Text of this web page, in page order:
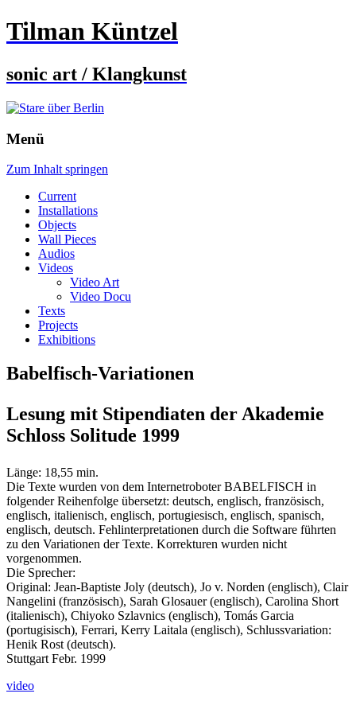
Tilman Küntzel
sonic art / Klangkunst
Menü
Zum Inhalt springen
Current
Installations
Objects
Wall Pieces
Audios
Videos
Video Art
Video Docu
Texts
Projects
Exhibitions
Babelfisch-Variationen
Lesung mit Stipendiaten der Akademie
Schloss Solitude 1999
Länge: 18,55 min.
Die Texte wurden von dem Internetroboter BABELFISCH in
folgender Reihenfolge übersetzt: deutsch, englisch, französisch,
englisch, italienisch, englisch, portugiesisch, englisch, spanisch,
englisch, deutsch. Fehlinterpretationen durch die Software führten
zu den Variationen der Texte. Korrekturen wurden nicht
vorgenommen.
Die Sprecher:
Original: Jean-Baptiste Joly (deutsch), Jo v. Norden (englisch), Clair
Nangelini (französisch), Sarah Glosauer (englisch), Carolina Short
(italienisch), Chiyoko Szlavnics (englisch), Tomás Garcia
(portugisisch), Ferrari, Kerry Laitala (englisch), Schlussvariation:
Henik Rost (deutsch).
Stuttgart Febr. 1999
video